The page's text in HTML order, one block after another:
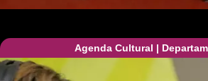
Agenda Cultural |